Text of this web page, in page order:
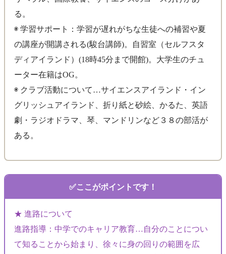
る。
◉ 学習サポート：学習が遅れがちな生徒への補習や夏
の講座が開講される(駿台講師)。自習室（セルフスタ
ディアイランド）(18時45分まで開館)。大学生のチュ
ーター在籍はOG。
◉ クラブ活動について…サイエンスアイランド・イン
グリッシュアイランド、折り紙と砂絵、かるた、英語
劇・ラジオドラマ、琴、マンドリンなど３８の部活が
ある。
ここがポイントです！
★ 進路について
進路指導：中学でのキャリア教育…自分のことについ
て知ることから始まり、徐々に身の回りの範囲を広